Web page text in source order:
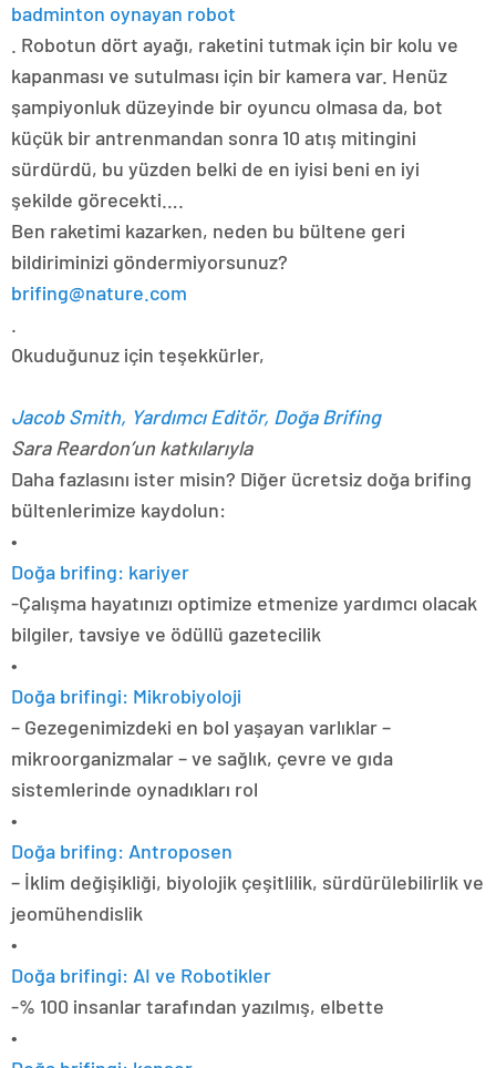
badminton oynayan robot
. Robotun dört ayağı, raketini tutmak için bir kolu ve
kapanması ve sutulması için bir kamera var. Henüz
şampiyonluk düzeyinde bir oyuncu olmasa da, bot
küçük bir antrenmandan sonra 10 atış mitingini
sürdürdü, bu yüzden belki de en iyisi beni en iyi
şekilde görecekti….
Ben raketimi kazarken, neden bu bültene geri
bildiriminizi göndermiyorsunuz?
brifing@nature.com
Okuduğunuz için teşekkürler,
Jacob Smith, Yardımcı Editör, Doğa Brifing
Sara Reardon’un katkılarıyla
Daha fazlasını ister misin? Diğer ücretsiz doğa brifing
bültenlerimize kaydolun:
•
Doğa brifing: kariyer
-Çalışma hayatınızı optimize etmenize yardımcı olacak
bilgiler, tavsiye ve ödüllü gazetecilik
•
Doğa brifingi: Mikrobiyoloji
– Gezegenimizdeki en bol yaşayan varlıklar –
mikroorganizmalar – ve sağlık, çevre ve gıda
sistemlerinde oynadıkları rol
•
Doğa brifing: Antroposen
– İklim değişikliği, biyolojik çeşitlilik, sürdürülebilirlik ve
jeomühendislik
•
Doğa brifingi: AI ve Robotikler
-% 100 insanlar tarafından yazılmış, elbette
•